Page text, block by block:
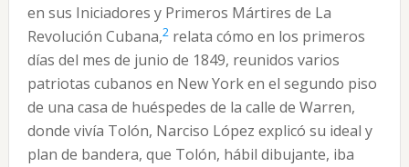
en sus Iniciadores y Primeros Mártires de La
Revolución Cubana,2relata cómo en los primeros
días del mes de junio de 1849, reunidos varios
patriotas cubanos en New York en el segundo piso
de una casa de huéspedes de la calle de Warren,
donde vivía Tolón, Narciso López explicó su ideal y
plan de bandera, que Tolón, hábil dibujante, iba